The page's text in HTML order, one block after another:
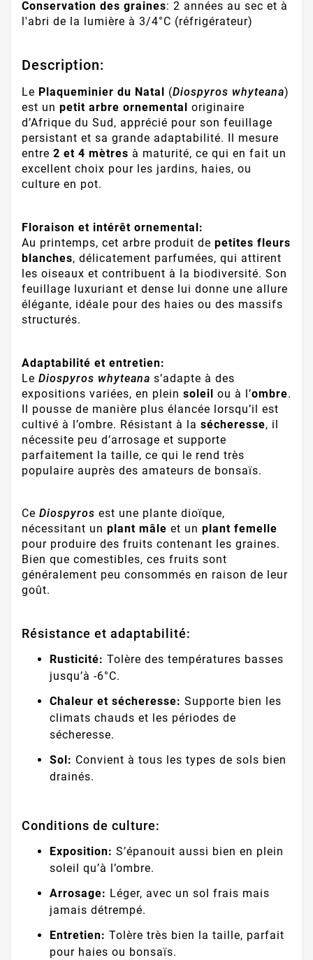
Conservation des graines: 2 années au sec et à
l'abri de la lumière à 3/4°C (réfrigérateur)
Description:
Le Plaqueminier du Natal (Diospyros whyteana)
est un petit arbre ornemental
originaire
d’Afrique du Sud, apprécié pour son feuillage
persistant et sa grande adaptabilité. Il mesure
entre 2 et 4 mètres à maturité, ce qui en fait un
excellent choix pour les jardins, haies, ou
culture en pot.
Floraison et intérêt ornemental:
Au printemps, cet arbre produit de petites fleurs
blanches, délicatement parfumées, qui attirent
les oiseaux et contribuent à la biodiversité. Son
feuillage luxuriant et dense lui donne une allure
élégante, idéale pour des haies ou des massifs
structurés.
Adaptabilité et entretien:
Le Diospyros whyteana s’adapte à des
expositions variées, en plein soleil ou à l’ombre.
Il pousse de manière plus élancée lorsqu’il est
cultivé à l’ombre. Résistant à la sécheresse, il
nécessite peu d’arrosage et supporte
parfaitement la taille, ce qui le rend très
populaire auprès des amateurs de bonsaïs.
Ce Diospyros est une plante dioïque,
nécessitant un plant mâle et un plant femelle
pour produire des fruits contenant les graines.
Bien que comestibles, ces fruits sont
généralement peu consommés en raison de leur
goût.
Résistance et adaptabilité:
Rusticité: Tolère des températures basses
jusqu’à -6°C.
Chaleur et sécheresse: Supporte bien les
climats chauds et les périodes de
sécheresse.
Sol: Convient à tous les types de sols bien
drainés.
Conditions de culture:
Exposition: S’épanouit aussi bien en plein
soleil qu’à l’ombre.
Arrosage: Léger, avec un sol frais mais
jamais détrempé.
Entretien: Tolère très bien la taille, parfait
pour haies ou bonsaïs.